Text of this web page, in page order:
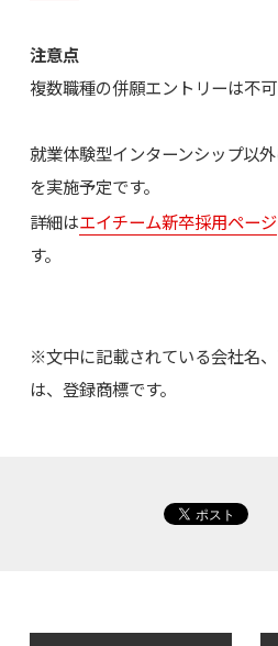
注意点
複数職種の併願エントリーは不可
就業体験型インターンシップ以
を実施予定です。
詳細はエイチーム新卒採用ページ
す。
※文中に記載されている会社名
は、登録商標です。